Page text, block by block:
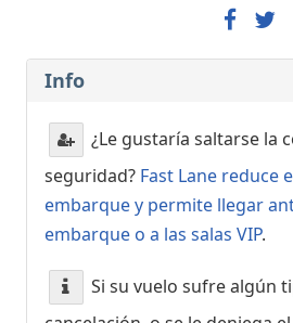
Info
¿Le gustaría saltarse la
seguridad? Fast Lane reduce
embarque y permite llegar
embarque o a las salas VIP.
Si su vuelo sufre algún